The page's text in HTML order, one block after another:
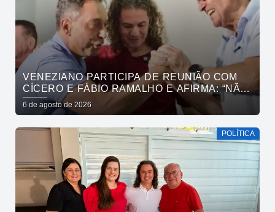
VENEZIANO PARTICIPA DE REUNIÃO COM
CÍCERO E FÁBIO RAMALHO E AFIRMA: “NÃO
ESTAMOS COMPRANDO CONSCIÊNCIAS,
MAS MOSTRANDO TRABALHO
6 de agosto de 2026
POLÍTICA